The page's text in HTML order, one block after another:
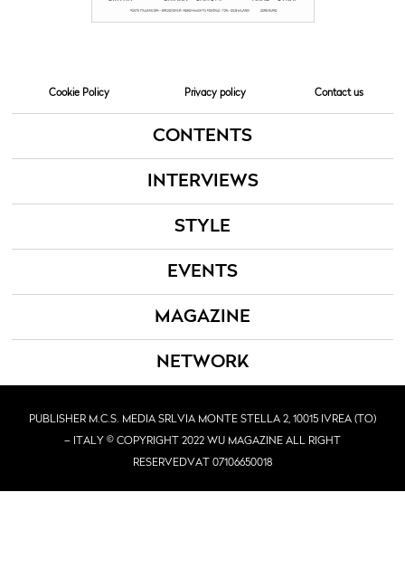
Cookie Policy Privacy policy Contact us
CONTENTS
INTERVIEWS
STYLE
EVENTS
MAGAZINE
NETWORK
PUBLISHER M.C.S. MEDIA SRL VIA MONTE STELLA 2, 10015 IVREA (TO)
– ITALY © COPYRIGHT 2022 WU MAGAZINE ALL RIGHT
RESERVEDVAT 07106650018